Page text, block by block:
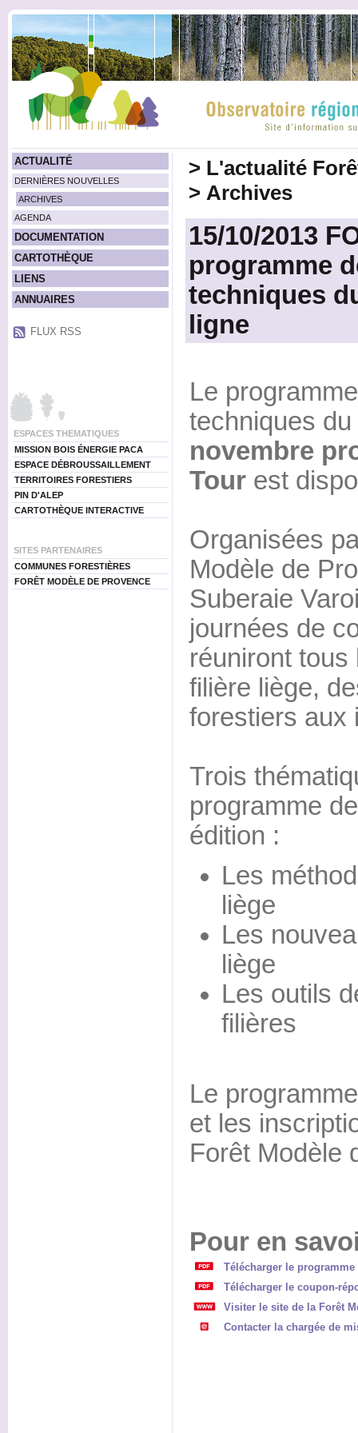
ACTUALITÉ
DERNIÈRES NOUVELLES
ARCHIVES
AGENDA
DOCUMENTATION
CARTOTHÈQUE
LIENS
ANNUAIRES
FLUX RSS
ESPACES THEMATIQUES
MISSION BOIS ÉNERGIE PACA
ESPACE DÉBROUSSAILLEMENT
TERRITOIRES FORESTIERS
PIN D'ALEP
CARTOTHÈQUE INTERACTIVE
SITES PARTENAIRES
COMMUNES FORESTIÈRES
FORÊT MODÈLE DE PROVENCE
> L'actualité
> Archives
15/10/2013
programme
techniques
ligne
Le
techniques
novembre
Tourest
Organisées
Modèle de
Suberaie
journées de
réuniront
filière liège,
forestiers aux
Trois
programme
édition :
Les
liège
Les
liège
Les outils
filières
Le
et les
Forêt Modèle
Pour en
Télécharger le
Télécharger le coupon-
Visiter le site de la Forêt
Contacter la chargée de